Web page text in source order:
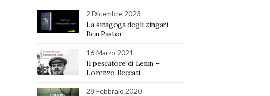
2 Dicembre 2023
La sinagoga degli zingari –
Ben Pastor
16 Marzo 2021
Il pescatore di Lenin –
Lorenzo Beccati
28 Febbraio 2020